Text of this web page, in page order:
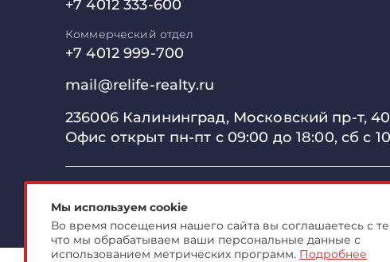
+7 4012 333-600
Коммерческий отдел
+7 4012 999-700
mail@relife-realty.ru
236006 Калининград, Московский пр-т,
Офис открыт пн-пт с 09:00 до18:00, сб с
Мы используем cookie
Во время посещения нашего сайта вы соглашаетесь с
что мы обрабатываем ваши персональные данные с
использованием метрических программ. Подробнее